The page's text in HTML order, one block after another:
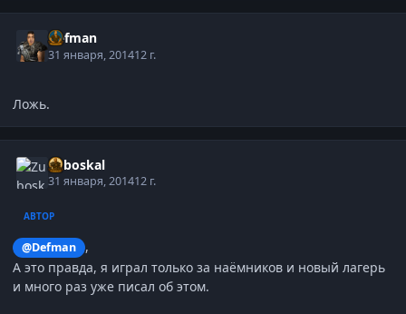
Defman
31 января, 201412 г.
Ложь.
Zuboskal
31 января, 201412 г.
АВТОР
@Defman
,
А это правда, я играл только за наёмников и новый лагерь
и много раз уже писал об этом.